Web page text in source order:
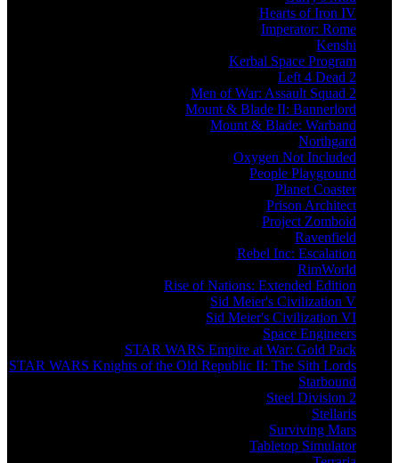
Hearts of Iron IV
Imperator: Rome
Kenshi
Kerbal Space Program
Left 4 Dead 2
Men of War: Assault Squad 2
Mount & Blade II: Bannerlord
Mount & Blade: Warband
Northgard
Oxygen Not Included
People Playground
Planet Coaster
Prison Architect
Project Zomboid
Ravenfield
Rebel Inc: Escalation
RimWorld
Rise of Nations: Extended Edition
Sid Meier's Civilization V
Sid Meier's Civilization VI
Space Engineers
STAR WARS Empire at War: Gold Pack
STAR WARS Knights of the Old Republic II: The Sith Lords
Starbound
Steel Division 2
Stellaris
Surviving Mars
Tabletop Simulator